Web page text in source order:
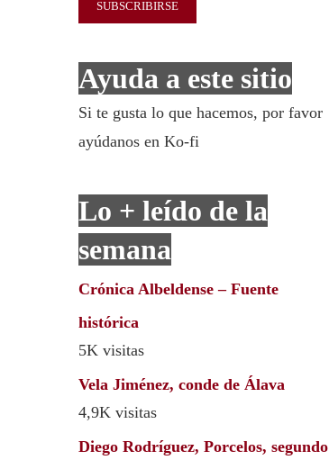
Ayuda a este sitio
Si te gusta lo que hacemos, por favor
ayúdanos en Ko-fi
Lo + leído de la
semana
Crónica Albeldense – Fuente
histórica
5K visitas
Vela Jiménez, conde de Álava
4,9K visitas
Diego Rodríguez, Porcelos, segundo